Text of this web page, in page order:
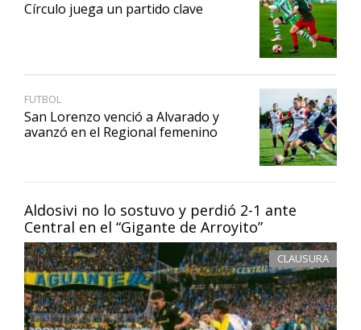
Aldosivi no lo sostuvo y perdió 2-1 ante
Central en el “Gigante de Arroyito”
CLAUSURA
Círculo juega un partido clave
FUTBOL
San Lorenzo venció a Alvarado y
avanzó en el Regional femenino